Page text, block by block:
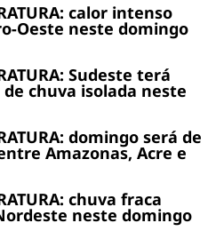
calor intenso
Oeste neste domingo
Sudeste terá
chuva isolada neste
domingo será de
Amazonas, Acre e
chuva fraca
neste domingo